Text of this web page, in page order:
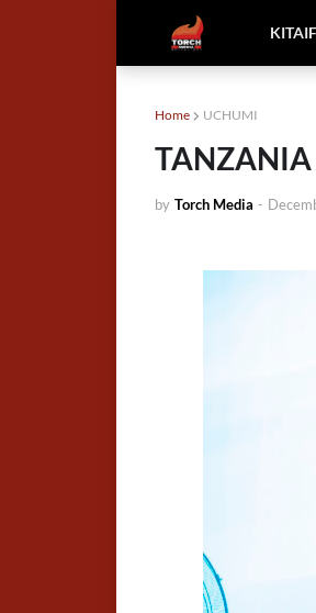
Home UCHUMI
by Torch Media -